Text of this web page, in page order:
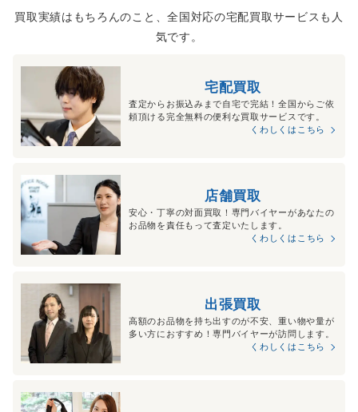
買取実績はもちろんのこと、全国対応の宅配買取サービスも人
気です。
宅配買取
査定からお振込みまで自宅で完結！全国からご依
頼頂ける完全無料の便利な買取サービスです。
くわしくはこちら
店舗買取
安心・丁寧の対面買取！専門バイヤーがあなたの
お品物を責任もって査定いたします。
くわしくはこちら
出張買取
高額のお品物を持ち出すのが不安、重い物や量が
多い方におすすめ！専門バイヤーが訪問します。
くわしくはこちら